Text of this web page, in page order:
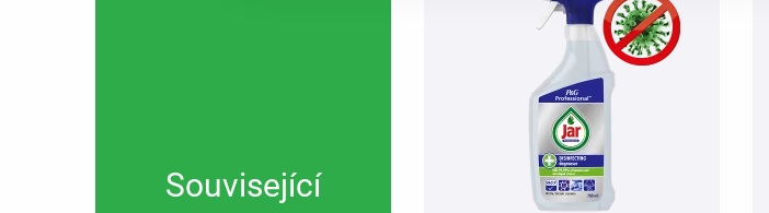
Související